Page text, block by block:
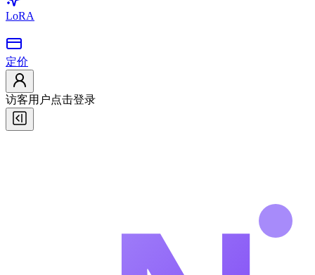
LoRA
定价
访客用户点击登录